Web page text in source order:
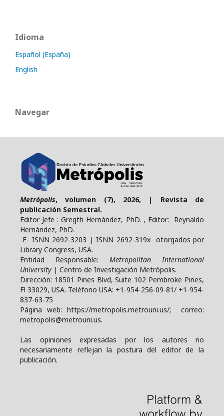
Idioma
Español (España)
English
Navegar
Metrópolis, volumen (7), 2026, | Revista de
publicación Semestral.
Editor Jefe : Gregth Hernández, PhD. , Editor: Reynaldo
Hernández, PhD.
E- ISNN 2692-3203 | ISNN 2692-319x otorgados por
Library Congress, USA.
Entidad Responsable: Metropolitan International
University | Centro de Investigación Metrópolis.
Dirección: 18501 Pines Blvd, Suite 102 Pembroke Pines,
Fl 33029, USA. Teléfono USA: +1-954-256-09-81/ +1-954-
837-63-75
Página web: https://metropolis.metrouni.us/; correo:
metropolis@metrouni.us.
Las opiniones expresadas por los autores no
necesariamente reflejan la postura del editor de la
publicación.